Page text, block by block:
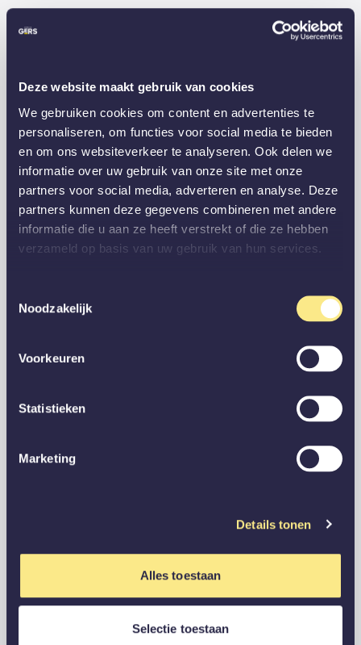
Deze website maakt gebruik van cookies
We gebruiken cookies om content en advertenties te
personaliseren, om functies voor social media te bieden
en om ons websiteverkeer te analyseren. Ook delen we
informatie over uw gebruik van onze site met onze
partners voor social media, adverteren en analyse. Deze
partners kunnen deze gegevens combineren met andere
informatie die u aan ze heeft verstrekt of die ze hebben
verzameld op basis van uw gebruik van hun services.
Noodzakelijk
Voorkeuren
Statistieken
Marketing
Details tonen
Alles toestaan
Selectie toestaan